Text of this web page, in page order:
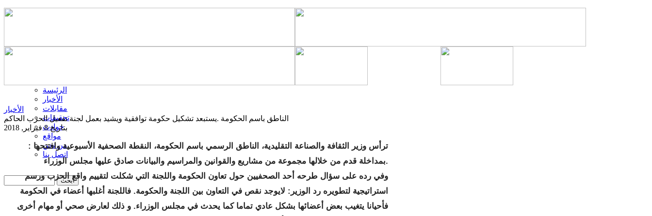
الرئيسة
الأخبار
مقابلات
تحقيقات
حوادث
مواقع
من نحن
اتصل بنا
الأخبار
الناطق باسم الحكومة .يستبعد تشكيل حكومة توافقية ويشيد بعمل لجنة تفعيل الحزب الحاكم
بتاريخ 8 فبراير, 2018
: ترأس وزير الثقافة والصناعة التقليدية، الناطق الرسمي باسم الحكومة، النقطة الصحفية الأسبوعية وافتتحها
بمداخلة قدم من خلالها مجموعة من مشاريع والقوانين والمراسيم والبيانات صادق عليها مجلس الوزراء.
وفي رده على سؤال طرحه أحد الصحفيين حول تعاون الحكومة واللجنة التي شكلت لتقييم واقع الحزب ورسم
استراتيجية لتطويره رد الوزير: لايوجد نقص في التعاون بين اللجنة والحكومة. فاللجنة أغلبها أعضاء في الحكومة
فأحيانا يتغيب بعض أعضائها بشكل عادي تماما كما يحدث في مجلس الوزراء. و ذلك لعارض صحي أو مهام أخرى